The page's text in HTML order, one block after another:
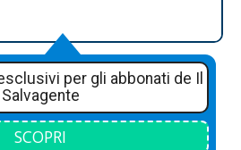
per gli abbonati de Il
Salvagente
SCOPRI